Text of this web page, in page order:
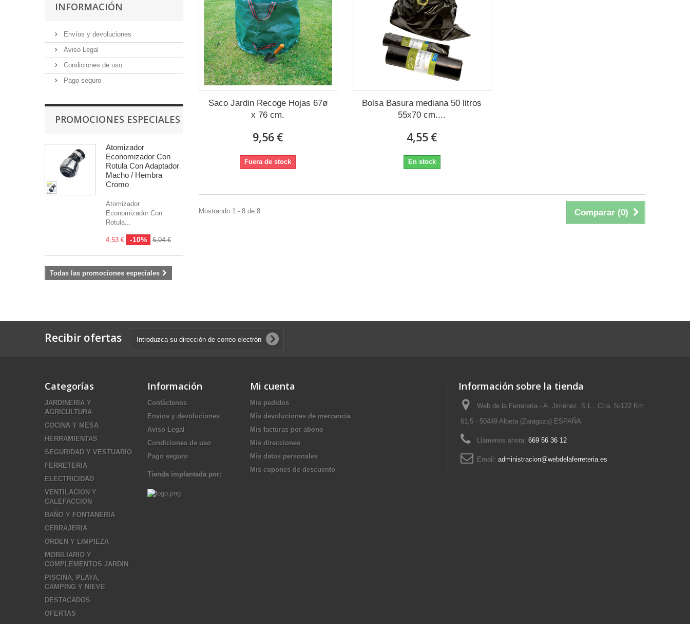
INFORMACIÓN
Envíos y devoluciones
Aviso Legal
Condiciones de uso
Pago seguro
PROMOCIONES ESPECIALES
Atomizador
Economizador Con
Rotula Con Adaptador
Macho / Hembra
Cromo
Atomizador
Economizador Con
Rotula...
4,53 € -10% 5,04 €
Todas las promociones especiales
Saco Jardin Recoge Hojas 67ø
x 76 cm.
9,56 €
Fuera de stock
Bolsa Basura mediana 50 litros
55x70 cm....
4,55 €
En stock
Comparar (0)
Mostrando 1 - 8 de 8
Recibir ofertas
Categorías
JARDINERIA Y
AGRICULTURA
COCINA Y MESA
HERRAMIENTAS
SEGURIDAD Y VESTUARIO
FERRETERIA
ELECTRICIDAD
VENTILACION Y
CALEFACCION
BAÑO Y FONTANERIA
CERRAJERIA
ORDEN Y LIMPIEZA
MOBILIARIO Y
COMPLEMENTOS JARDIN
PISCINA, PLAYA,
CAMPING Y NIEVE
DESTACADOS
OFERTAS
Información
Contáctenos
Envíos y devoluciones
Aviso Legal
Condiciones de uso
Pago seguro
Tienda implantada por:
Mi cuenta
Mis pedidos
Mis devoluciones de mercancia
Mis facturas por abono
Mis direcciones
Mis datos personales
Mis cupones de descuento
Información sobre la tienda
Web de la Ferretería - A. Jiménez, S.L., Ctra. N-122 Km
61,5 - 50449 Albeta (Zaragoza) ESPAÑA
Llámenos ahora: 669 56 36 12
Email: administracion@webdelaferreteria.es